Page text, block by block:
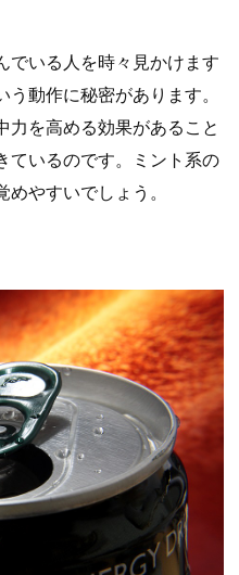
でいる人を時々見かけます
動作に秘密があります。
力を高める効果があること
ているのです。ミント系の
やすいでしょう。